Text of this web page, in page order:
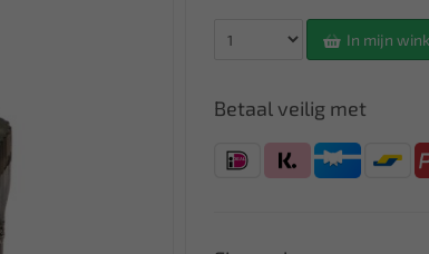
In mijn
Betaal veilig met